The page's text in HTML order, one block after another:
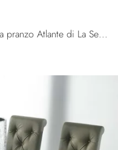
Vuoi avere ulteriori info sul tavolo da pranzo Atlante di La Seggiola? Clicca e scopri di più sui modelli allungabili del brand.